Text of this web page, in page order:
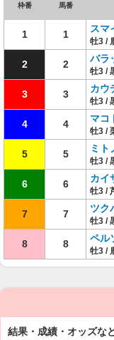
枠番 馬番
1 1 スマ
牡3 /
2 2 バラ
牡3 /
3 3 カウ
牡3 /
4 4 マコ
牡3 /
5 5 ミト
牡3 /
6 6 カイ
牡3 /
7 7 ツク
牡3 /
8 8 ペル
牡3 /
結果・成績・オッズな